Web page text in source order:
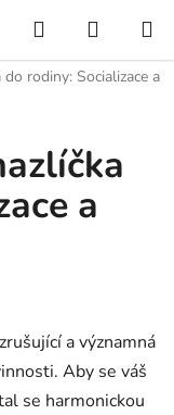
Hledat
KOŠÍK
rodiny: Socializace a
a
a významná
Aby se váš
se harmonickou